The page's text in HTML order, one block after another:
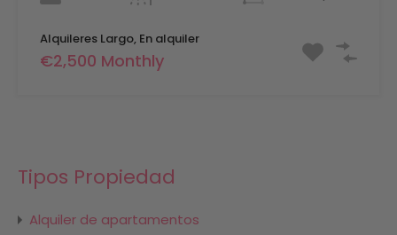
Alquileres Largo, En alquiler
€2,500 Monthly
Tipos Propiedad
Alquiler de apartamentos